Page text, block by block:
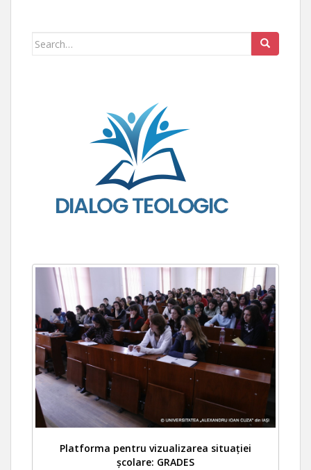
Search for:
Platforma pentru vizualizarea situației
școlare: GRADES